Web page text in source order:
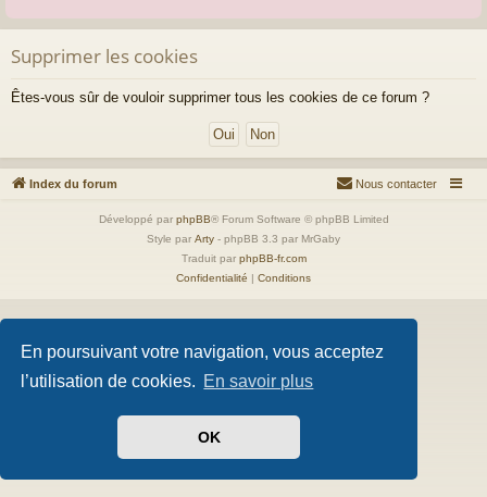
En poursuivant votre navigation, vous acceptez
l’utilisation de cookies. En savoir plus
OK
Supprimer les cookies
Êtes-vous sûr de vouloir supprimer tous les cookies de ce forum ?
Index du forum Nous contacter
Développé par phpBB® Forum Software © phpBB Limited
Style par Arty - phpBB 3.3 par MrGaby
Traduit par phpBB-fr.com
Confidentialité | Conditions